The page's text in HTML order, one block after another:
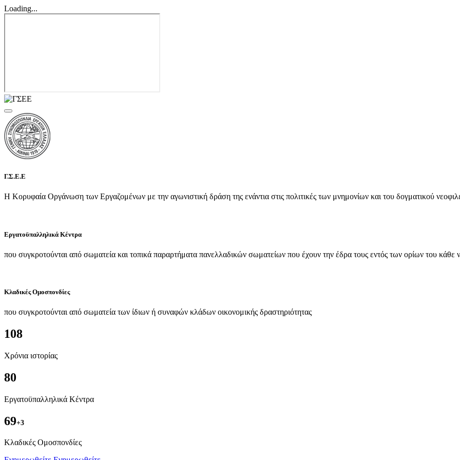
Loading...
Γ.Σ.Ε.Ε
Η Κορυφαία Οργάνωση των Εργαζομένων με την αγωνιστική δράση της ενάντια στις πολιτικές των μνημονίων και του δογματικού
Εργατοϋπαλληλικά Κέντρα
που συγκροτούνται από σωματεία και τοπικά παραρτήματα πανελλαδικών σωματείων που έχουν την έδρα τους εντός των ορίων του κάθε
Κλαδικές Ομοσπονδίες
που συγκροτούνται από σωματεία των ίδιων ή συναφών κλάδων οικονομικής δραστηριότητας
108
Χρόνια ιστορίας
80
Εργατοϋπαλληλικά Κέντρα
69+3
Kλαδικές Ομοσπονδίες